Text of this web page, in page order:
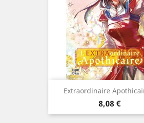
Extraordinaire
Prix
8,08 €